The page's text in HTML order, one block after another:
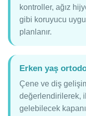
kontroller, ağız
gibi koruyucu
planlanır.
Erken yaş
Çene ve diş
değerlendirilerek,
gelebilecek